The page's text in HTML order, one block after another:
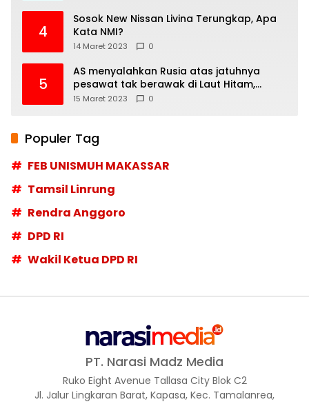
4
Sosok New Nissan Livina Terungkap, Apa
Kata NMI?
14 Maret 2023 0
5
AS menyalahkan Rusia atas jatuhnya
pesawat tak berawak di Laut Hitam,
Moskow menyangkal
15 Maret 2023 0
Populer Tag
FEB UNISMUH MAKASSAR
Tamsil Linrung
Rendra Anggoro
DPD RI
Wakil Ketua DPD RI
PT. Narasi Madz Media
Ruko Eight Avenue Tallasa City Blok C2
Jl. Jalur Lingkaran Barat, Kapasa, Kec. Tamalanrea,